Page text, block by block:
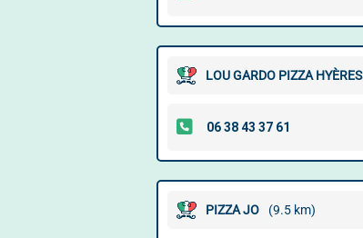
LOU GARDO PIZZA HYÈRES
PIZZA JO (9.5 km)